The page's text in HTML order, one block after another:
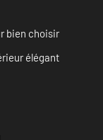
bien choisir
élégant